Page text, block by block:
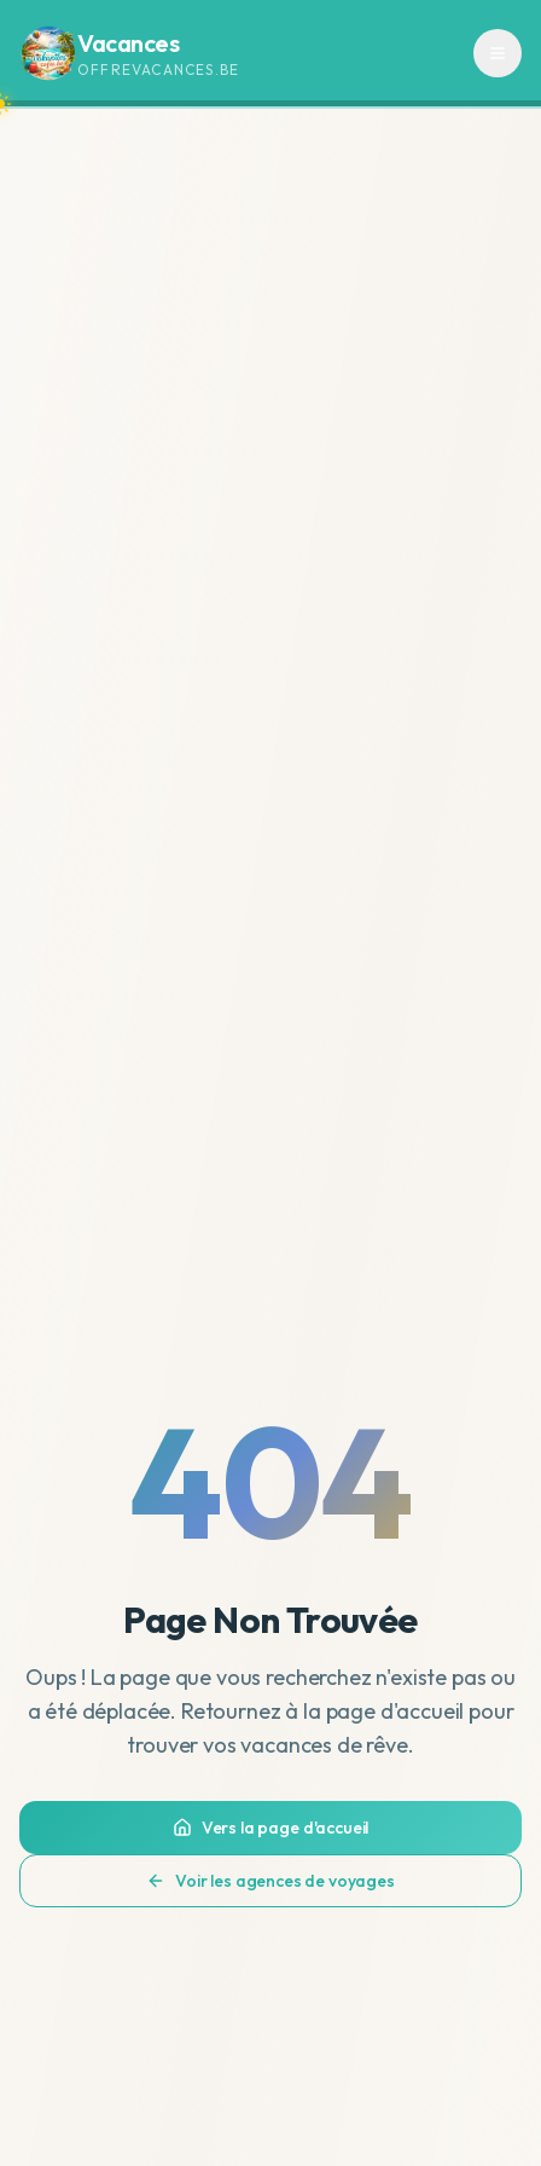
Vacances
OFFREVACANCES.BE
404
Page Non Trouvée
Oups ! La page que vous recherchez n'existe pas ou
a été déplacée. Retournez à la page d'accueil pour
trouver vos vacances de rêve.
Vers la page d'accueil
Voir les agences de voyages